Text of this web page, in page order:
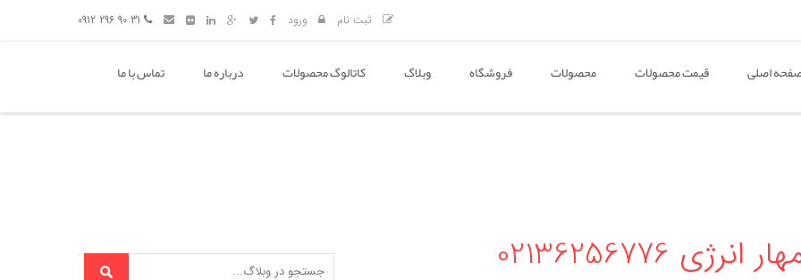
ثبت نام ورود
اصلی قیمت محصولات محصولات فروشگاه وبلاگ کاتالوگ محصولات درباره ما تماس با ما